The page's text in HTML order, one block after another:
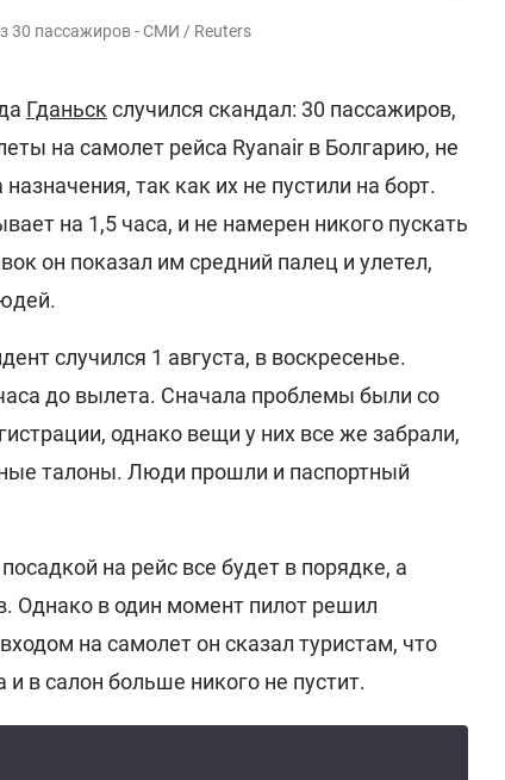
30 пассажиров - СМИ / Reuters
Гданьск случился скандал: 30 пассажиров,
на самолет рейса Ryanair в Болгарию, не
так как их не пустили на борт.
на 1,5 часа, и не намерен никого пускать
он показал им средний палец и улетел,
случился 1 августа, в воскресенье.
до вылета. Сначала проблемы были со
однако вещи у них все же забрали,
талоны. Люди прошли и паспортный
на рейс все будет в порядке, а
Однако в один момент пилот решил
на самолет он сказал туристам, что
в салон больше никого не пустит.